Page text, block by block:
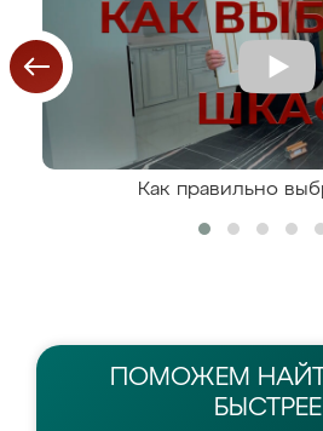
Как правильно
ПОМОЖЕМ